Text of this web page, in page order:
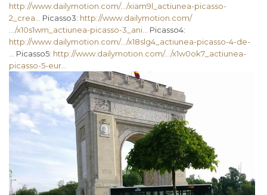
http://www.dailymotion.com/…/xiam9l_actiunea-picasso-
2_crea…
Picasso3: http://www.dailymotion.com/
…/x10s1wm_actiunea-picasso-3_ani…
Picasso4:
http://www.dailymotion.com/…/x18slg4_actiunea-picasso-4-de-
Picasso5: http://www.dailymotion.com/…/x1w0ok7_actiunea-
picasso-5-eur…